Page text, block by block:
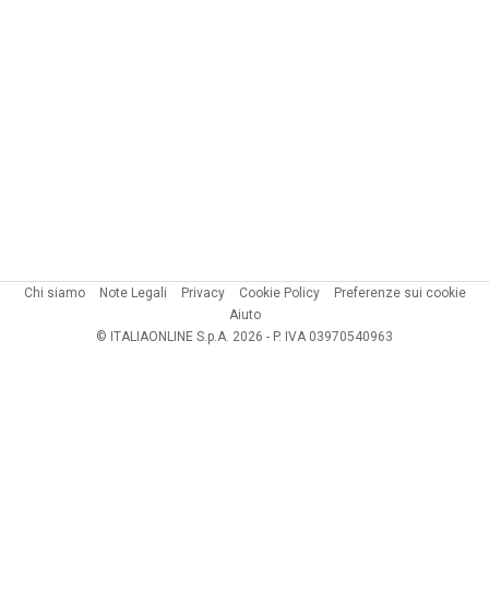
Chi siamo Note Legali Privacy Cookie Policy
Preferenze sui cookie
Aiuto
© ITALIAONLINE S.p.A. 2026 - P. IVA 03970540963